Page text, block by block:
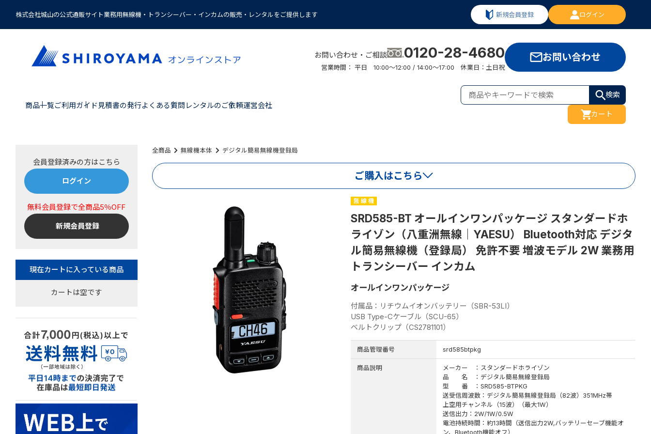
株式会社城山の公式通販サイト業務用無線機・トランシーバー・インカムの販売・レンタルをご提供します 新規会員登録 ログイン
お問い合わせ・ご相談 0120-28-4680
営業時間： 平日 10:00～12:00 / 14:00～17:00 休業日：土日祝
お問い合わせ
商品一覧ご利用ガイド 見積書の発行よくある質問 レンタルのご依頼運営会社
検索
カート
全商品 無線機本体 デジタル簡易無線機登録局
ご購入はこちら
無 線 機
SRD585-BT オールインワンパッケージ スタンダードホ
ライゾン（八重洲無線｜YAESU） Bluetooth対応 デジタ
ル簡易無線機（登録局） 免許不要 増波モデル 2W 業務用
トランシーバー インカム
オールインワンパッケージ
付属品：リチウムイオンバッテリー（SBR-53LI）
USB Type-Cケーブル（SCU-65）
ベルトクリップ（CS2781101）
商品管理番号 srd585btpkg
商品説明
メーカー ：スタンダードホライゾン
品 名 ：デジタル簡易無線登録局
型 番 ：SRD585-BTPKG
送受信周波数：デジタル簡易無線登録局（82波）351MHz帯
上空用チャンネル（15波）（最大1W）
送信出力：2W/1W/0.5W
電池持続時間：約13時間（送信出力2W,バッテリーセーブ機能オ
ン、Bluetooth機能オフ）
ログイン
新規会員登録
カートは空です